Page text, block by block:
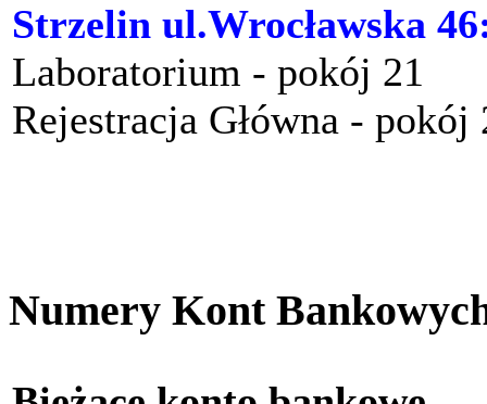
Strzelin ul.Wrocławska
Laboratorium - pokój 21
Rejestracja Główna -
Numery Kont